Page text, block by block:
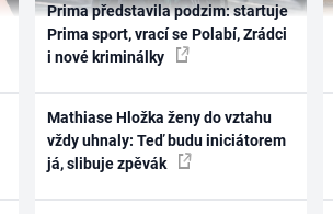
Prima představila podzim: startuje
Prima sport, vrací se Polabí, Zrádci
i nové kriminálky
Mathiase Hložka ženy do vztahu
vždy uhnaly: Teď budu iniciátorem
já, slibuje zpěvák